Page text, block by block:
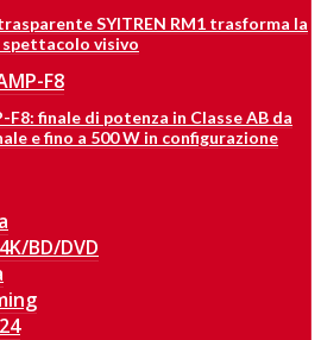
SYITREN RM1 trasforma la
spettacolo visivo
F8: finale di potenza in Classe AB da
e fino a 500 W in configurazione
BD/DVD